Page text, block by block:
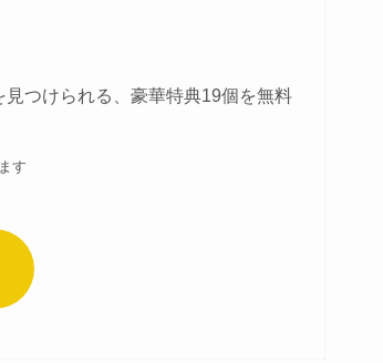
つけられる、豪華特典19個を無料
す